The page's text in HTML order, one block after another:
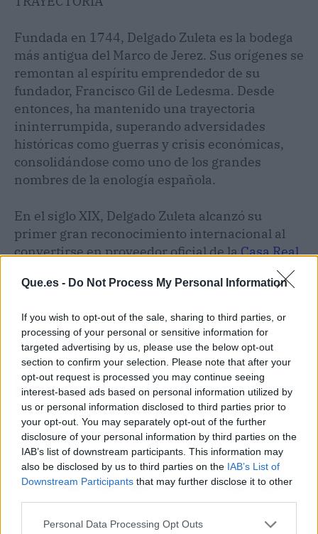
Que.es - Do Not Process My Personal Information
If you wish to opt-out of the sale, sharing to third parties, or
processing of your personal or sensitive information for
targeted advertising by us, please use the below opt-out
section to confirm your selection. Please note that after your
opt-out request is processed you may continue seeing
interest-based ads based on personal information utilized by
us or personal information disclosed to third parties prior to
your opt-out. You may separately opt-out of the further
disclosure of your personal information by third parties on the
IAB’s list of downstream participants. This information may
also be disclosed by us to third parties on the IAB’s List of
Downstream Participants that may further disclose it to other
Personal Data Processing Opt Outs
Fundada en 1744, Delgado Zuleta es la bodega
más antigua del Marco de Jerez. Sus orígenes se
remontan al espíritu emprendedor de su
fundador, Francisco Gil de Ledesma. Desde
entonces, ha mantenido una trayectoria
ininterrumpida, superando adversidades
históricas como guerras y crisis económicas,
consolidándose como uno de los grandes
nombres de la enología española.
En el siglo XIX, Delgado Zuleta alcanzó su
primer gran reconocimiento internacional al
convertirse en proveedor oficial de laCasa Real
Española, durante el reinado de Alfonso XII.
Esta distinción marcó el inicio de una etapa de
actualidad.
Artículo anterior
El acondicionador Leave-
In de Farline, marca de
Cofares, elegido
‘Producto del Año 2025’
Artículo siguiente
El susto en el IRPF por
las cestas de Navidad:
¿Conviene recibirla en
efectivo?